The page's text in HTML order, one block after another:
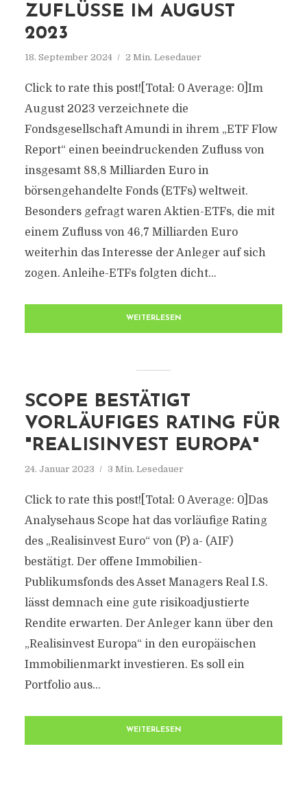
ZUFLÜSSE IM AUGUST
2023
18. September 2024 2 Min. Lesedauer
Click to rate this post![Total: 0 Average: 0]Im
August 2023 verzeichnete die
Fondsgesellschaft Amundi in ihrem „ETF Flow
Report“ einen beeindruckenden Zufluss von
insgesamt 88,8 Milliarden Euro in
börsengehandelte Fonds (ETFs) weltweit.
Besonders gefragt waren Aktien-ETFs, die mit
einem Zufluss von 46,7 Milliarden Euro
weiterhin das Interesse der Anleger auf sich
zogen. Anleihe-ETFs folgten dicht...
WEITERLESEN
SCOPE BESTÄTIGT
VORLÄUFIGES RATING FÜR
"REALISINVEST EUROPA"
24. Januar 2023 3 Min. Lesedauer
Click to rate this post![Total: 0 Average: 0]Das
Analysehaus Scope hat das vorläufige Rating
des „Realisinvest Euro“ von (P) a- (AIF)
bestätigt. Der offene Immobilien-
Publikumsfonds des Asset Managers Real I.S.
lässt demnach eine gute risikoadjustierte
Rendite erwarten. Der Anleger kann über den
„Realisinvest Europa“ in den europäischen
Immobilienmarkt investieren. Es soll ein
Portfolio aus...
WEITERLESEN